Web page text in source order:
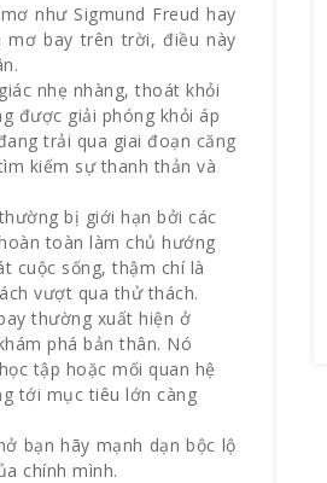
như Sigmund Freud hay
mơ bay trên trời, điều này
nhẹ nhàng, thoát khỏi
được giải phóng khỏi áp
trải qua giai đoạn căng
kiếm sự thanh thản và
bị giới hạn bởi các
toàn làm chủ hướng
cuộc sống, thậm chí là
vượt qua thử thách.
thường xuất hiện ở
phá bản thân. Nó
tập hoặc mối quan hệ
tới mục tiêu lớn càng
bạn hãy mạnh dạn bộc lộ
chính mình.